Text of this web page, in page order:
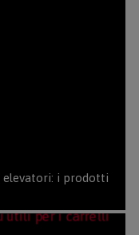
elevatori: i prodotti